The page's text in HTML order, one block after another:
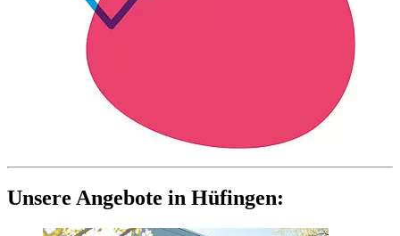
Unsere Angebote in Hüfingen: